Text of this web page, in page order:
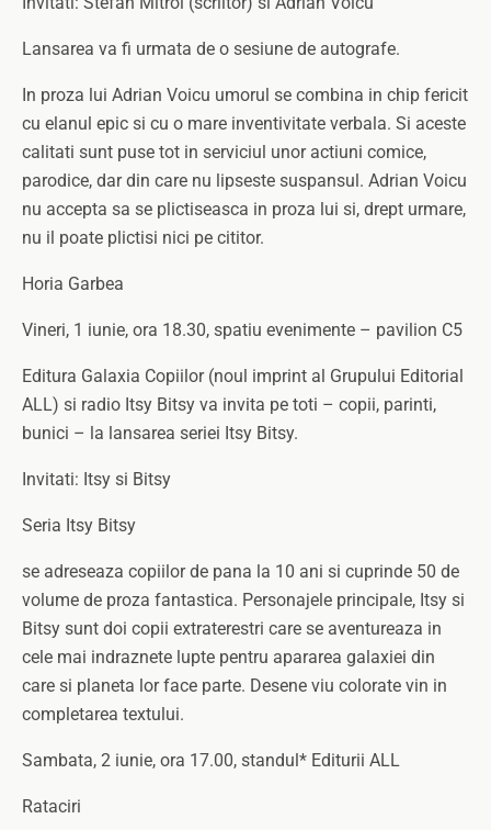
Lansarea va fi urmata de o sesiune de autografe.
In proza lui Adrian Voicu umorul se combina in chip fericit
cu elanul epic si cu o mare inventivitate verbala. Si aceste
calitati sunt puse tot in serviciul unor actiuni comice,
parodice, dar din care nu lipseste suspansul. Adrian Voicu
nu accepta sa se plictiseasca in proza lui si, drept urmare,
nu il poate plictisi nici pe cititor.
Horia Garbea
Vineri, 1 iunie, ora 18.30, spatiu evenimente – pavilion C5
Editura Galaxia Copiilor (noul imprint al Grupului Editorial
ALL) si radio Itsy Bitsy va invita pe toti – copii, parinti,
bunici – la lansarea seriei Itsy Bitsy.
Invitati: Itsy si Bitsy
Seria Itsy Bitsy
se adreseaza copiilor de pana la 10 ani si cuprinde 50 de
volume de proza fantastica. Personajele principale, Itsy si
Bitsy sunt doi copii extraterestri care se aventureaza in
cele mai indraznete lupte pentru apararea galaxiei din
care si planeta lor face parte. Desene viu colorate vin in
completarea textului.
Sambata, 2 iunie, ora 17.00, standul* Editurii ALL
Rataciri